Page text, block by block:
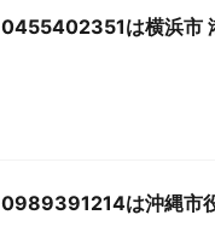
0455402351は横浜市
0989391214は沖縄市